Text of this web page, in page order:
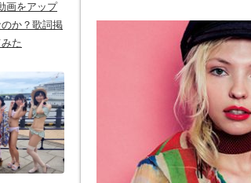
画をアップ
か？歌詞掲
た